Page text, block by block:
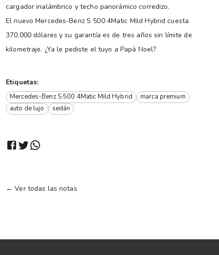
cargador inalámbrico y techo panorámico corredizo.
El nuevo Mercedes-Benz S 500 4Matic Mild Hybrid cuesta
370.000 dólares y su garantía es de tres años sin límite de
kilometraje. ¿Ya le pediste el tuyo a Papá Noel?
Etiquetas:
Mercedes-Benz S 500 4Matic Mild Hybrid
marca premium
auto de lujo
sedán
← Ver todas las notas